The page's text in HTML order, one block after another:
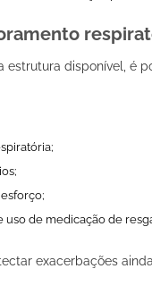
estrutura disponível, é
uso de medicação de
exacerbações